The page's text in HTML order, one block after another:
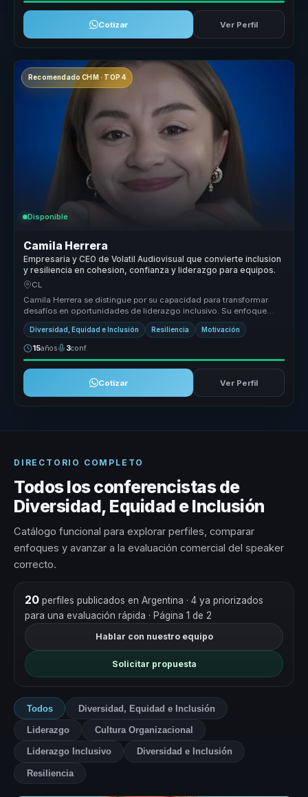
Cotizar Ver Perfil
Recomendado CHM · TOP 4
Disponible
Camila Herrera
Empresaria y CEO de Volatil Audiovisual que convierte inclusion
y resiliencia en cohesion, confianza y liderazgo para equipos.
CL
Camila Herrera se distingue por su capacidad para transformar
desafíos en oportunidades de liderazgo inclusivo. Su enfoque
único combina ...
Diversidad, Equidad e Inclusión Resiliencia Motivación
15años 3conf.
Cotizar Ver Perfil
DIRECTORIO COMPLETO
Todos los conferencistas de
Diversidad, Equidad e Inclusión
Catálogo funcional para explorar perfiles, comparar
enfoques y avanzar a la evaluación comercial del speaker
correcto.
20perfiles publicados en Argentina · 4 ya priorizados
para una evaluación rápida · Página 1 de 2
Hablar con nuestro equipo
Solicitar propuesta
Todos Diversidad, Equidad e Inclusión
Liderazgo Cultura Organizacional
Liderazgo Inclusivo Diversidad e Inclusión
Resiliencia